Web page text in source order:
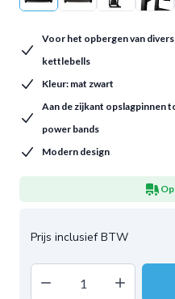
Voor het opbergen van
kettlebells
Kleur: mat zwart
Aan de zijkant opslagpinnen
power bands
Modern design
Decrease quantityIncrease